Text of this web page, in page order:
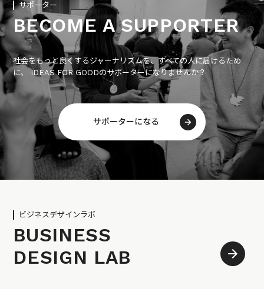
サポーター
BECOME A SUPPORTER
社会をもっと良くするジャーナリズムを、すべての人に届けるため
に、 IDEAS FOR GOODのサポーターになりませんか？
サポーターになる
ビジネスデザインラボ
BUSINESS
DESIGN LAB